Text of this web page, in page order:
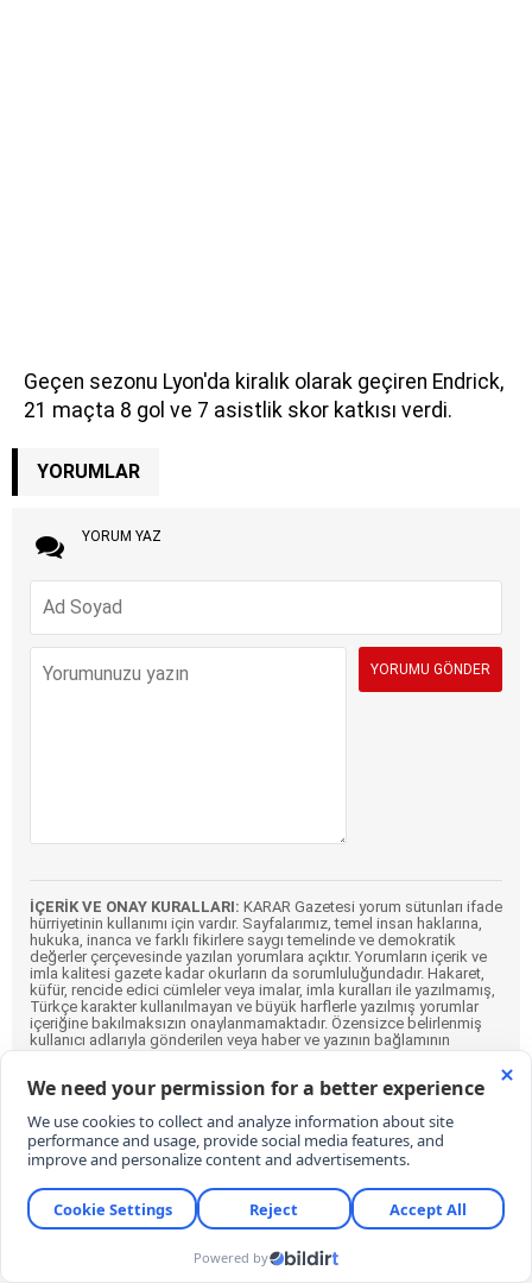
Geçen sezonu Lyon'da kiralık olarak geçiren Endrick,
21 maçta 8 gol ve 7 asistlik skor katkısı verdi.
YORUMLAR
YORUM YAZ
İÇERİK VE ONAY KURALLARI: KARAR Gazetesi yorum sütunları ifade
hürriyetinin kullanımı için vardır. Sayfalarımız, temel insan haklarına,
hukuka, inanca ve farklı fikirlere saygı temelinde ve demokratik
değerler çerçevesinde yazılan yorumlara açıktır. Yorumların içerik ve
imla kalitesi gazete kadar okurların da sorumluluğundadır. Hakaret,
küfür, rencide edici cümleler veya imalar, imla kuralları ile yazılmamış,
Türkçe karakter kullanılmayan ve büyük harflerle yazılmış yorumlar
içeriğine bakılmaksızın onaylanmamaktadır. Özensizce belirlenmiş
kullanıcı adlarıyla gönderilen veya haber ve yazının bağlamının
dışında yazılan yorumlar da içeriğine bakılmaksızın